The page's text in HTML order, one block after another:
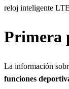
reloj inteligente
Primera
La información
funciones